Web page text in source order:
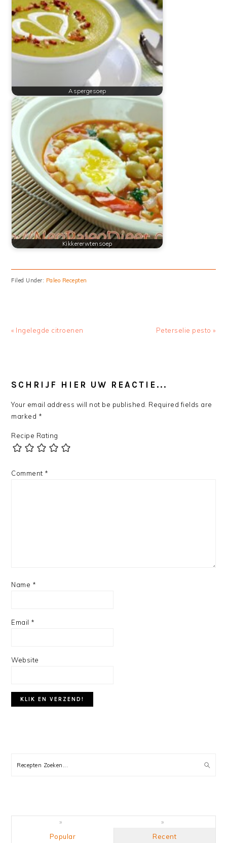
Aspergesoep
Kikkererwtensoep
Filed Under: Paleo Recepten
Previous
« Ingelegde citroenen
Next
Peterselie pesto »
INTERACTIONS
SCHRIJF HIER UW REACTIE...
Your email address will not be published. Required fields are
marked *
Recipe Rating
Comment *
Name *
Email *
Website
SIDEBAR
Recepten
Popular Recent